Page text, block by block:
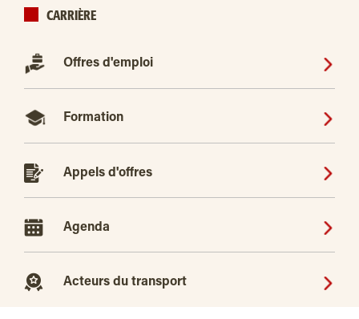
CARRIÈRE
Offres d'emploi
Formation
Appels d'offres
Agenda
Acteurs du transport